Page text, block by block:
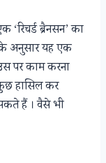
ब्रैनसन’ का
अनुसार यह एक
पर काम करना
हासिल कर
हैं । वैसे भी